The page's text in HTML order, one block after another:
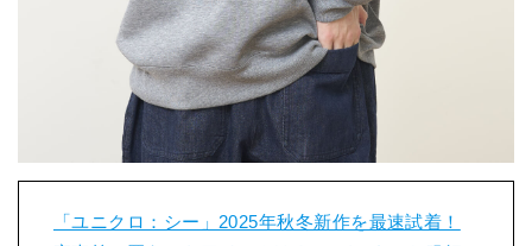
「ユニクロ：シー」2025年秋冬新作を最速試着！